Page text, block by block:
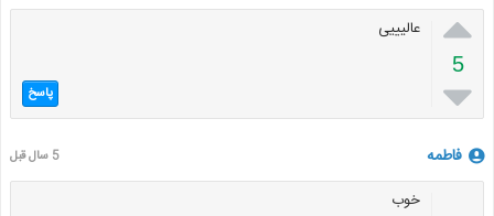

5

عالیییی
پاسخ
فاطمه 5 سال قبل
خوب